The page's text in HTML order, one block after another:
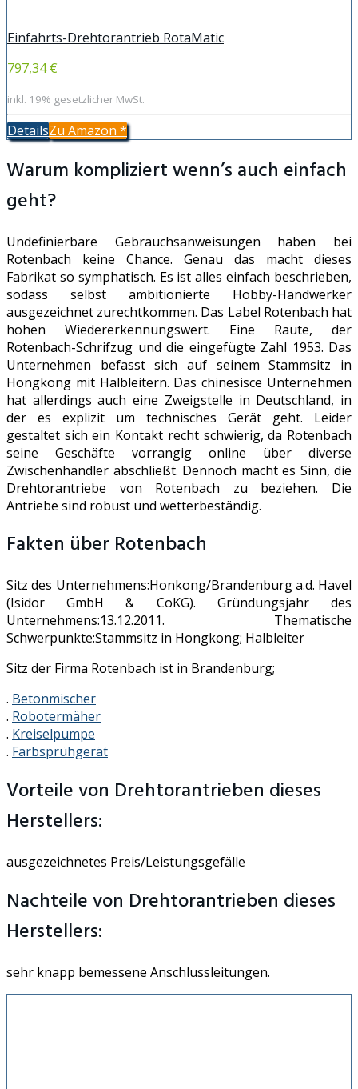
Einfahrts-Drehtorantrieb RotaMatic
797,34 €
inkl. 19% gesetzlicher MwSt.
DetailsZu Amazon *
Warum kompliziert wenn’s auch einfach
geht?
Undefinierbare Gebrauchsanweisungen haben bei
Rotenbach keine Chance. Genau das macht dieses
Fabrikat so symphatisch. Es ist alles einfach beschrieben,
sodass selbst ambitionierte Hobby-Handwerker
ausgezeichnet zurechtkommen. Das Label Rotenbach hat
hohen Wiedererkennungswert. Eine Raute, der
Rotenbach-Schrifzug und die eingefügte Zahl 1953. Das
Unternehmen befasst sich auf seinem Stammsitz in
Hongkong mit Halbleitern. Das chinesisce Unternehmen
hat allerdings auch eine Zweigstelle in Deutschland, in
der es explizit um technisches Gerät geht. Leider
gestaltet sich ein Kontakt recht schwierig, da Rotenbach
seine Geschäfte vorrangig online über diverse
Zwischenhändler abschließt. Dennoch macht es Sinn, die
Drehtorantriebe von Rotenbach zu beziehen. Die
Antriebe sind robust und wetterbeständig.
Fakten über Rotenbach
Sitz des Unternehmens:Honkong/Brandenburg a.d. Havel
(Isidor GmbH & CoKG). Gründungsjahr des
Unternehmens:13.12.2011. Thematische
Schwerpunkte:Stammsitz in Hongkong; Halbleiter
Sitz der Firma Rotenbach ist in Brandenburg;
. Betonmischer
. Robotermäher
. Kreiselpumpe
. Farbsprühgerät
Vorteile von Drehtorantrieben dieses
Herstellers:
ausgezeichnetes Preis/Leistungsgefälle
Nachteile von Drehtorantrieben dieses
Herstellers:
sehr knapp bemessene Anschlussleitungen.